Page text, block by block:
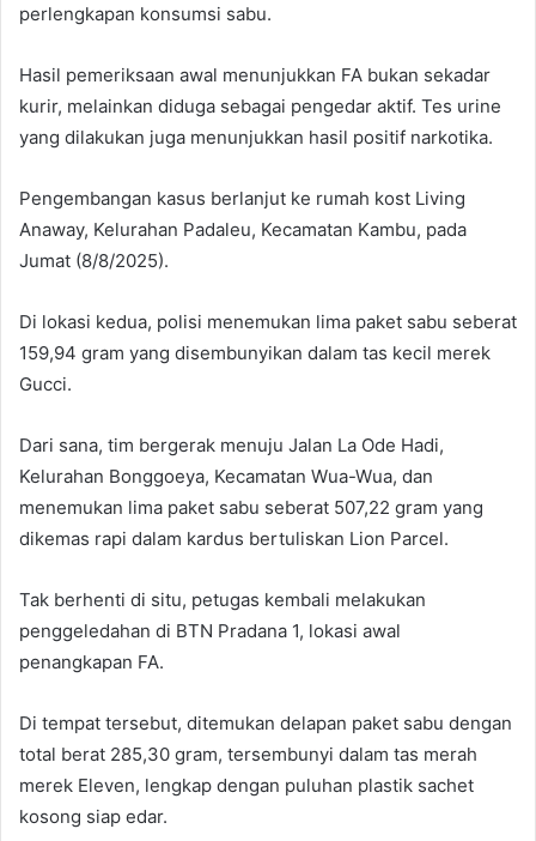
perlengkapan konsumsi sabu.
Hasil pemeriksaan awal menunjukkan FA bukan sekadar
kurir, melainkan diduga sebagai pengedar aktif. Tes urine
yang dilakukan juga menunjukkan hasil positif narkotika.
Pengembangan kasus berlanjut ke rumah kost Living
Anaway, Kelurahan Padaleu, Kecamatan Kambu, pada
Jumat (8/8/2025).
Di lokasi kedua, polisi menemukan lima paket sabu seberat
159,94 gram yang disembunyikan dalam tas kecil merek
Gucci.
Dari sana, tim bergerak menuju Jalan La Ode Hadi,
Kelurahan Bonggoeya, Kecamatan Wua-Wua, dan
menemukan lima paket sabu seberat 507,22 gram yang
dikemas rapi dalam kardus bertuliskan Lion Parcel.
Tak berhenti di situ, petugas kembali melakukan
penggeledahan di BTN Pradana 1, lokasi awal
penangkapan FA.
Di tempat tersebut, ditemukan delapan paket sabu dengan
total berat 285,30 gram, tersembunyi dalam tas merah
merek Eleven, lengkap dengan puluhan plastik sachet
kosong siap edar.